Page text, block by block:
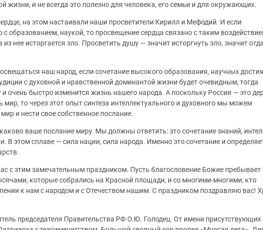
жизни, и не всегда это полезно для человека, его семьи и для окружающих.
на этом настаивали наши просветители Кирилл и Мефодий. И если
образованием, наукой, то просвещение сердца связано с таким
нее исторгается зло. Просветить душу — значит исторгнуть зло, значит
наш народ, если сочетание высокого образования, научных
с духовной и нравственной доминантой жизни будет очевидным, тогда
очень быстро изменится жизнь нашего народа. А поскольку Россия — это
то через этот опыт синтеза интеллектуального и духовного мы можем
и нести свое собственное послание.
ваше послание миру. Мы должны ответить: это сочетание знаний,
В этом сплаве — сила нации, сила народа. Именно это сочетание и
с этим замечательным праздником. Пусть благословение Божие пребывает
которые собрались на Красной площади, и со многими-многими, кто
пении к нам с народом и с Отечеством нашим. С праздником поздравляю вас!
председателя Правительства РФ О.Ю. Голодец. От имени присутствующих